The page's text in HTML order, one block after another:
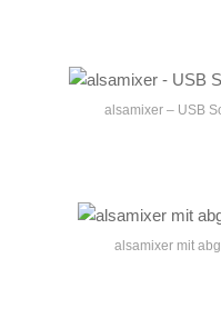
alsamixer – USB
alsamixer mit